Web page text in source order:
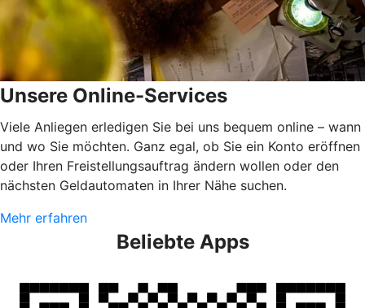
Unsere Online-Services
Viele Anliegen erledigen Sie bei uns bequem online – wann
und wo Sie möchten. Ganz egal, ob Sie ein Konto eröffnen
oder Ihren Freistellungsauftrag ändern wollen oder den
nächsten Geldautomaten in Ihrer Nähe suchen.
Mehr erfahren
Beliebte Apps